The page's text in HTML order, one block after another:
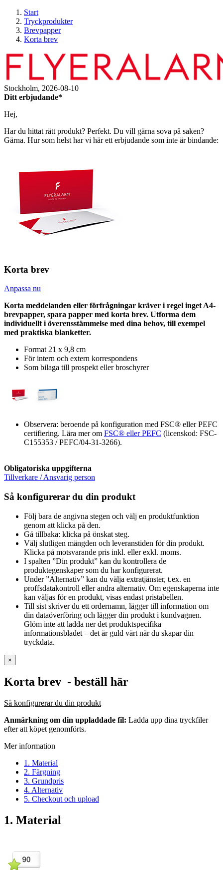
Start
Tryckprodukter
Brevpapper
Korta brev
Stockholm, 2026-08-10
Ditt erbjudande*
Hej,
Har du hittat rätt produkt? Perfekt. Du vill gärna sova på saken?
Gärna. Hur som helst har vi här ett erbjudande som inte är bindande:
Korta brev
Anpassa nu
Korta meddelanden eller förfrågningar kräver i regel inget A4-
brevpapper, spara papper med korta brev. Utforma dem
individuellt i överensstämmelse med dina behov, till exempel
med praktiska blanketter.
Format 21 x 9,8 cm
För intern och extern korrespondens
Som bilaga till prospekt eller broschyrer
Observera: beroende på konfiguration med FSC® eller PEFC
certifiering. Lära mer om FSC® eller PEFC (licenskod: FSC-
C155353 / PEFC/04-31-3266).
Obligatoriska uppgifterna
Tillverkare / Ansvarig person
Så konfigurerar du din produkt
Följ bara de angivna stegen och välj en produktfunktion
genom att klicka på den.
Gå tillbaka: klicka på önskat steg.
Välj slutligen mängden och leveranstiden för din produkt.
Klicka på motsvarande pris inkl. eller exkl. moms.
I spalten ”Din produkt” kan du kontrollera de
produktegenskaper som du har konfigurerat.
Under ”Alternativ” kan du välja extratjänster, t.ex. en
proffsdatakontroll eller andra alternativ. Om egenskaperna inte
kan väljas för en produkt, visas endast pristabellen.
Till sist skriver du ett ordernamn, lägger till information om
din dataöverföring och lägger din produkt i kundvagnen.
Glöm inte att ladda ner det produktspecifika
informationsbladet – det är guld värt när du skapar din
tryckdata.
×
Korta brev - beställ här
Så konfigurerar du din produkt
Anmärkning om din uppladdade fil: Ladda upp dina tryckfiler
efter att köpet genomförts.
Mer information
1. Material
2. Färgning
3. Grundpris
4. Alternativ
5. Checkout och upload
1. Material